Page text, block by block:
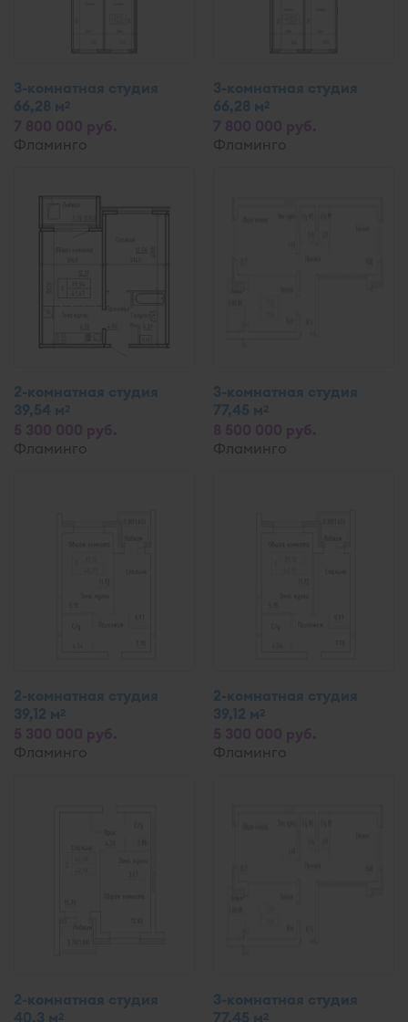
3-комнатная студия
66,28 м2
Фламинго
3-комнатная студия
66,28 м2
Фламинго
2-комнатная студия
39,54 м2
Фламинго
3-комнатная студия
77,45 м2
Фламинго
2-комнатная студия
39,12 м2
Фламинго
2-комнатная студия
39,12 м2
Фламинго
2-комнатная студия
40,3 м2
3-комнатная студия
77,45 м2